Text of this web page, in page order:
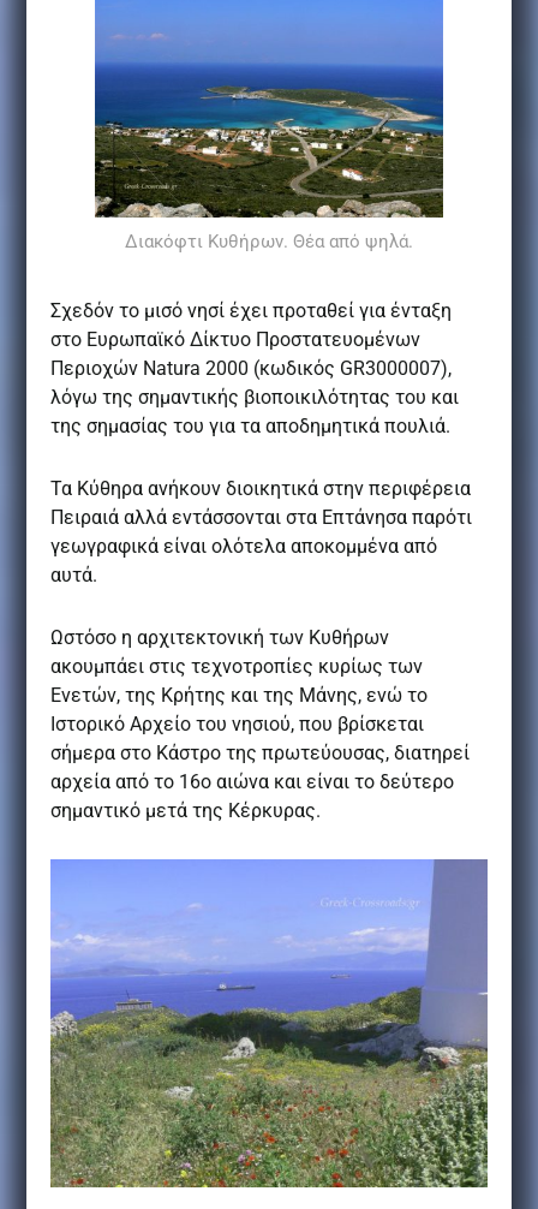
Διακόφτι Κυθήρων. Θέα από ψηλά.
Σχεδόν το μισό νησί έχει προταθεί για ένταξη
στο Ευρωπαϊκό Δίκτυο Προστατευομένων
Περιοχών Natura 2000 (κωδικός GR3000007),
λόγω της σημαντικής βιοποικιλότητας του και
της σημασίας του για τα αποδημητικά πουλιά.
Τα Κύθηρα ανήκουν διοικητικά στην περιφέρεια
Πειραιά αλλά εντάσσονται στα Επτάνησα παρότι
γεωγραφικά είναι ολότελα αποκομμένα από
αυτά.
Ωστόσο η αρχιτεκτονική των Κυθήρων
ακουμπάει στις τεχνοτροπίες κυρίως των
Ενετών, της Κρήτης και της Μάνης, ενώ το
Ιστορικό Αρχείο του νησιού, που βρίσκεται
σήμερα στο Κάστρο της πρωτεύουσας, διατηρεί
αρχεία από το 16ο αιώνα και είναι το δεύτερο
σημαντικό μετά της Κέρκυρας.